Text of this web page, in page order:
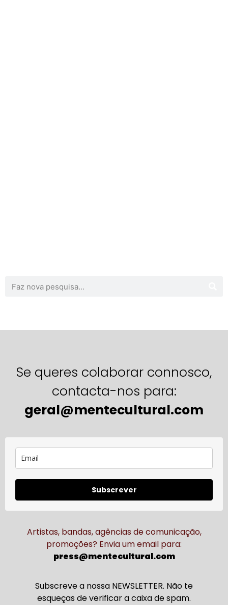
Se queres colaborar connosco,
contacta-nos para:
geral@mentecultural.com
Subscrever
Artistas, bandas, agências de comunicação,
promoções? Envia um email para:
press@mentecultural.com
Subscreve a nossa NEWSLETTER. Não te
esqueças de verificar a caixa de spam.